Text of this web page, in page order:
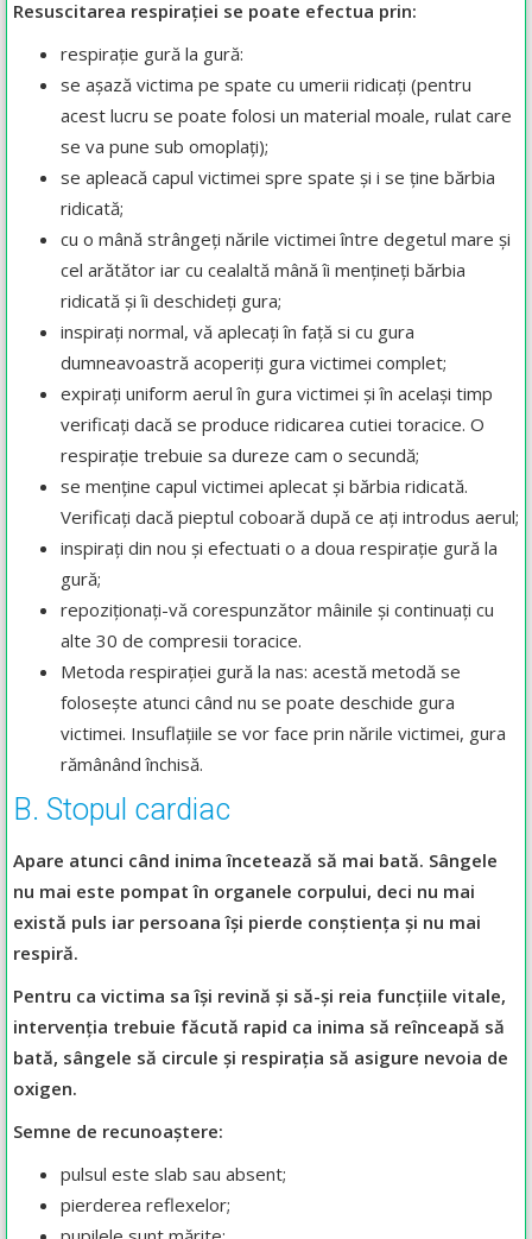
Resuscitarea respirației se poate efectua prin:
respirație gură la gură:
se așază victima pe spate cu umerii ridicați (pentru
acest lucru se poate folosi un material moale, rulat care
se va pune sub omoplați);
se apleacă capul victimei spre spate și i se ține bărbia
ridicată;
cu o mână strângeți nările victimei între degetul mare și
cel arătător iar cu cealaltă mână îi mențineți bărbia
ridicată și îi deschideți gura;
inspirați normal, vă aplecați în față si cu gura
dumneavoastră acoperiți gura victimei complet;
expirați uniform aerul în gura victimei și în același timp
verificați dacă se produce ridicarea cutiei toracice. O
respirație trebuie sa dureze cam o secundă;
se menține capul victimei aplecat și bărbia ridicată.
Verificați dacă pieptul coboară după ce ați introdus aerul;
inspirați din nou și efectuati o a doua respirație gură la
gură;
repoziționați-vă corespunzător mâinile și continuați cu
alte 30 de compresii toracice.
Metoda respirației gură la nas: acestă metodă se
folosește atunci când nu se poate deschide gura
victimei. Insuflațiile se vor face prin nările victimei, gura
rămânând închisă.
B. Stopul cardiac
Apare atunci când inima încetează să mai bată. Sângele
nu mai este pompat în organele corpului, deci nu mai
există puls iar persoana își pierde conștiența și nu mai
respiră.
Pentru ca victima sa își revină și să-și reia funcțiile vitale,
intervenția trebuie făcută rapid ca inima să reînceapă să
bată, sângele să circule și respirația să asigure nevoia de
oxigen.
Semne de recunoaștere:
pulsul este slab sau absent;
pierderea reflexelor;